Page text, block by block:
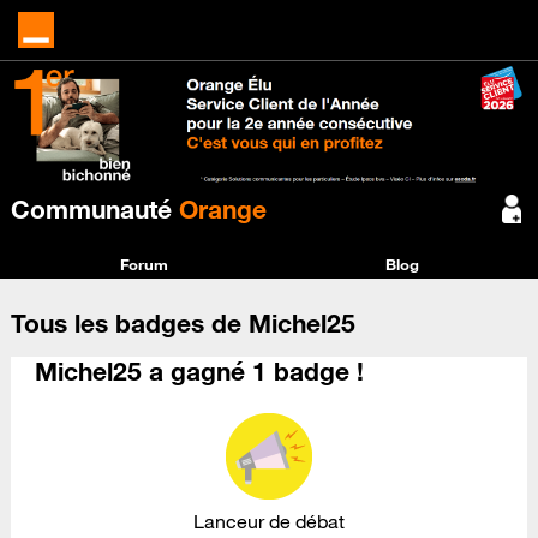
Communauté Orange
Forum Blog
Tous les badges de Michel25
Michel25 a gagné 1 badge !
Lanceur de débat